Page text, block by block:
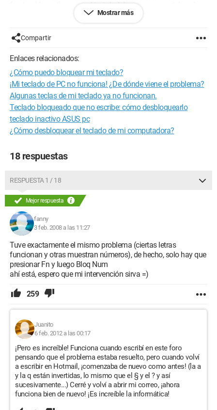
(protección en tiempo real instalada), que no encontró nada.
¿Alguien tiene alguna idea?
Benny
Configuración:PC Fujitsu Siemens
bajo Windows XP
Mostrar más
Compartir
Enlaces relacionados:
¿Cómo puedo bloquear mi teclado?
¡Mi teclado de PC no funciona! ¿De dónde viene el problema?
Algunas teclas de mi teclado ya no funcionan.
Teclado bloqueado que no escribe: cómo desbloquearlo
teclado inactivo ASUS pc
¿Cómo desbloquear el teclado de mi computadora?
18 respuestas
RESPUESTA 1 / 18
Mejor respuesta
fanny
3 feb. 2008 a las 11:27
Tuve exactamente el mismo problema (ciertas letras
funcionan y otras muestran números), de hecho, solo hay que
presionar Fn y luego Bloq Num
ahí está, espero que mi intervención sirva =)
259
Juanito
6 feb. 2012 a las 00:17
¡Pero es increíble! Funciona cuando escribí en este foro
pensando que el problema estaba resuelto, pero cuando volví
a escribir en Hotmail, ¡comenzaba de nuevo como antes! (la a
y la q están invertidas, lo mismo que el § y el ? y así
sucesivamente...) Cerré y volví a abrir mi correo, ¡ahora
funciona bien de nuevo! ¡Es increíble la informática!